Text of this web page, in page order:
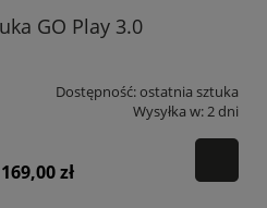
GO Play 3.0
Dostępność:ostatnia sztuka
Wysyłka w:2 dni
169,00 zł